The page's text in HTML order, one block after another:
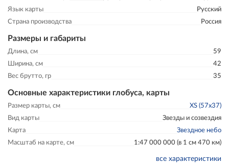
Язык карты
Русский
Страна производства
Россия
Размеры и габариты
Длина, см
59
Ширина, см
42
Вес брутто, гр
35
Основные характеристики глобуса, карты
Размер карты, см
XS (57х37)
Вид карты
Звезды и созвездия
Карта
Звездное небо
Масштаб на карте, см
1:47 000 000 (в 1 см 470 км)
все характеристики